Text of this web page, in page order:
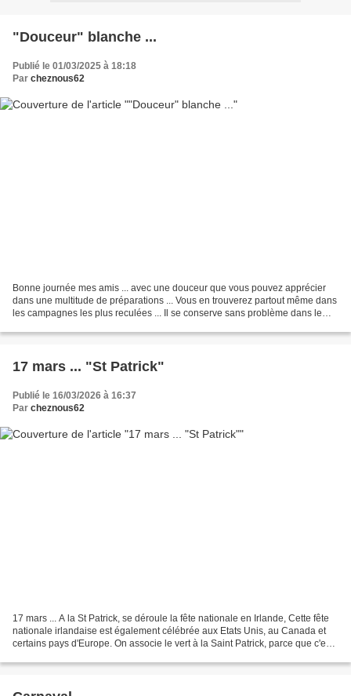
"Douceur" blanche ...
Publié le 01/03/2025 à 18:18
Par cheznous62
Bonne journée mes amis ... avec une douceur que vous pouvez apprécier
dans une multitude de préparations ... Vous en trouverez partout même dans
les campagnes les plus reculées ... Il se conserve sans problème dans le
17 mars ... "St Patrick"
Publié le 16/03/2026 à 16:37
Par cheznous62
17 mars ... A la St Patrick, se déroule la fête nationale en Irlande, Cette fête
nationale irlandaise est également célébrée aux Etats Unis, au Canada et
certains pays d'Europe. On associe le vert à la Saint Patrick, parce que c'est